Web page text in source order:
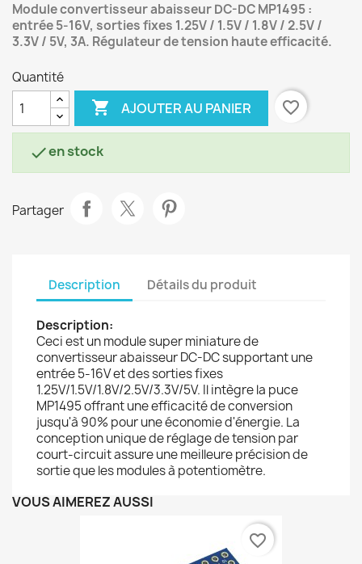
Module convertisseur abaisseur DC-DC MP1495 :
entrée 5-16V, sorties fixes 1.25V / 1.5V / 1.8V / 2.5V /
3.3V / 5V, 3A. Régulateur de tension haute efficacité.
Quantité
 AJOUTER AU PANIER favorite_border
en stock
Partager
Description Détails du produit
Description:
Ceci est un module super miniature de
convertisseur abaisseur DC-DC supportant une
entrée 5-16V et des sorties fixes
1.25V/1.5V/1.8V/2.5V/3.3V/5V. Il intègre la puce
MP1495 offrant une efficacité de conversion
jusqu'à 90% pour une économie d'énergie. La
conception unique de réglage de tension par
court-circuit assure une meilleure précision de
sortie que les modules à potentiomètre.
VOUS AIMEREZ AUSSI
favorite_border